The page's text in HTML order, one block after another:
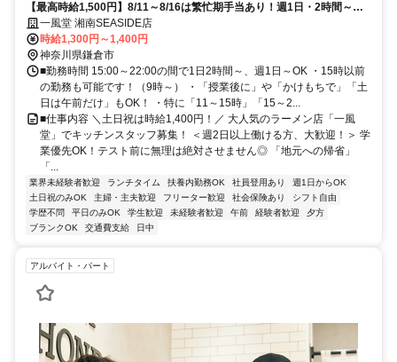
【最高時給1,500円】8/11～8/16は繁忙期手当あり！週1日・2時間～◎
髪色自由な夏バイト★
一風堂 湘南SEASIDE店
時給1,300円～1,400円
神奈川県鎌倉市
■勤務時間 15:00～22:00の間で1日2時間～、週1日～OK ・15時以前
の勤務も可能です！（9時～） ・「授業後に」や「かけもちで」「土
日は午前だけ」もOK！ ・特に「11～15時」「15～2...
■仕事内容 ＼土日祝は時給1,400円！／ 大人気のラーメン店「一風
堂」でキッチンスタッフ募集！ ＜週2日以上働ける方、大歓迎！＞ 学
業優先OK！テスト前に無理は絶対させません◎ 「地元への帰省」
「...
業界未経験者歓迎 ランチタイム 扶養内勤務OK 社員登用あり
週1日からOK
土日祝のみOK
主婦・主夫歓迎 フリーター歓迎 社会保険あり
シフト自由
学歴不問
平日のみOK 学生歓迎 未経験者歓迎 午前 経験者歓迎
夕方
ブランクOK
交通費支給 日中
アルバイト・パート